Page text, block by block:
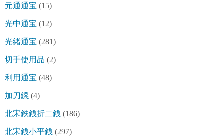
元通通宝 (15)
光中通宝 (12)
光緒通宝 (281)
切手使用品 (2)
利用通宝 (48)
加刀鐚 (4)
北宋鉄銭折二銭 (186)
北宋銭小平銭 (297)